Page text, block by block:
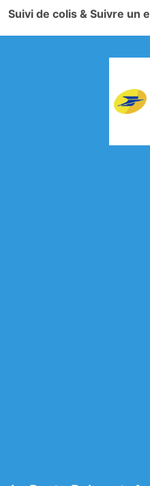
Suivi de colis & Suivre un